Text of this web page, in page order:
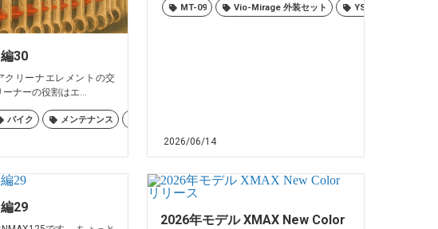
ヤマハ 佐世保 大村
30
クリーナエレメントの交
ナーの役割はエ...
バイク メンテナンス
MT-09 Vio-Mirage 外装セット YSP長崎
2026/06/14
29
2026年モデル XMAX New Color